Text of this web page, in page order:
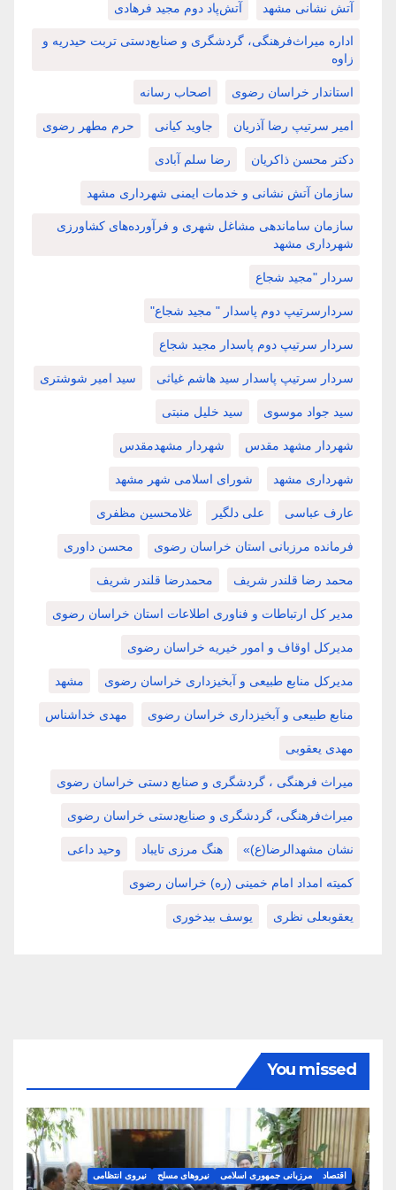
آتش نشانی مشهد آتش‌پاد دوم مجید فرهادی
اداره میراث‌فرهنگی، گردشگری و صنایع‌دستی تربت حیدریه و
زاوه
استاندار خراسان رضوی اصحاب رسانه
امیر سرتیپ رضا آذریان جاوید کیانی حرم مطهر رضوی
دکتر محسن ذاکریان رضا سلم آبادی
سازمان آتش نشانی و خدمات ایمنی شهرداری مشهد
سازمان ساماندهی مشاغل شهری و فرآورده‌های کشاورزی
شهرداری مشهد
سردار "مجید شجاع
سردارسرتیپ دوم پاسدار " مجید شجاع"
سردار سرتیپ دوم پاسدار مجید شجاع
سردار سرتیپ پاسدار سید هاشم غیاثی سید امیر شوشتری
سید جواد موسوی سید خلیل منبتی
شهردار مشهد مقدس شهردار مشهدمقدس
شهرداری مشهد شورای اسلامی شهر مشهد
عارف عباسی علی دلگیر غلامحسین مظفری
فرمانده مرزبانی استان خراسان رضوی محسن داوری
محمد رضا قلندر شریف محمدرضا قلندر شریف
مدیر کل ارتباطات و فناوری اطلاعات استان خراسان رضوی
مدیرکل اوقاف و امور خیریه خراسان رضوی
مدیرکل منابع طبیعی و آبخیزداری خراسان رضوی مشهد
منابع طبیعی و آبخیزداری خراسان رضوی مهدی خداشناس
مهدی یعقوبی
میراث فرهنگی ، گردشگری و صنایع دستی خراسان رضوی
میراث‌فرهنگی، گردشگری و صنایع‌دستی خراسان رضوی
نشان مشهدالرضا(ع)» هنگ مرزی تایباد وحید داعی
کمیته امداد امام خمینی (ره) خراسان رضوی
یعقوبعلی نظری یوسف بیدخوری
You missed
اقتصاد مرزبانی جمهوری اسلامی نیروهای مسلح نیروی انتظامی